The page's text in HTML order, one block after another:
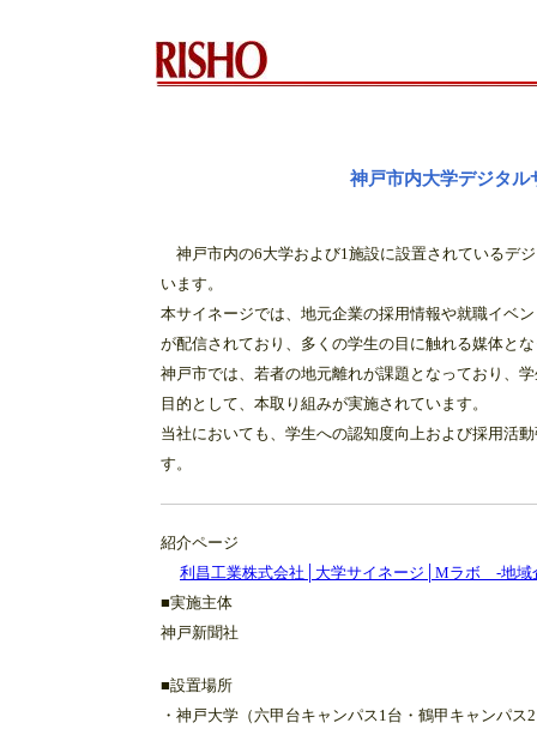
神戸市内大学デジタ
神戸市内の6大学および1施設に設置されているデ
います。
本サイネージでは、地元企業の採用情報や就職イベ
が配信されており、多くの学生の目に触れる媒体と
神戸市では、若者の地元離れが課題となっており、
目的として、本取り組みが実施されています。
当社においても、学生への認知度向上および採用活
す。
紹介ページ
利昌工業株式会社│大学サイネージ│Mラボ -地域
■実施主体
神戸新聞社
■設置場所
・神戸大学（六甲台キャンパス1台・鶴甲キャンパス